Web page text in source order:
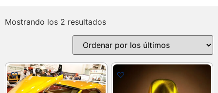
Mostrando los 2 resultados